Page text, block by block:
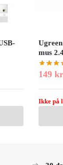
mus
149 kr
Ikke på